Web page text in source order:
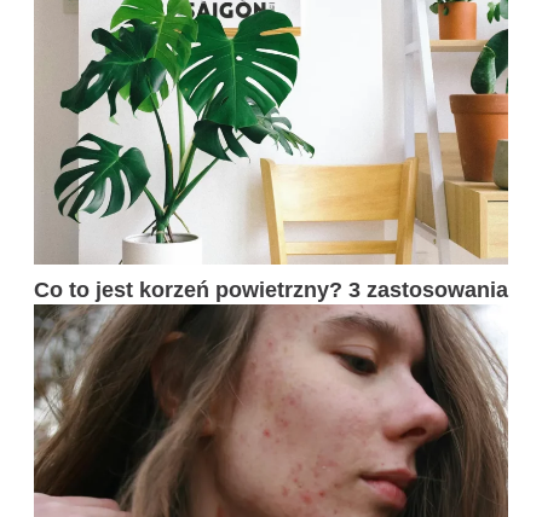
Co to jest korzeń powietrzny? 3 zastosowania